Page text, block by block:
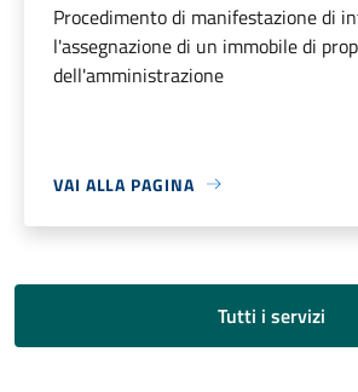
Procedimento di manifestazione di
l'assegnazione di un immobile di
dell'amministrazione
VAI ALLA PAGINA
Tutti i servizi